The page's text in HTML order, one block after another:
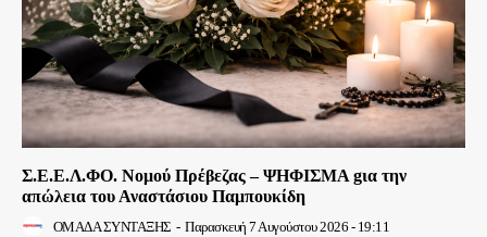
Σ.Ε.Ε.Λ.ΦΟ. Νομού Πρέβεζας – ΨΗΦΙΣΜΑ gια την
απώλεια του Αναστάσιου Παμπουκίδη
ΟΜΑΔΑ ΣΥΝΤΑΞΗΣ - Παρασκευή 7 Αυγούστου 2026 - 19:11